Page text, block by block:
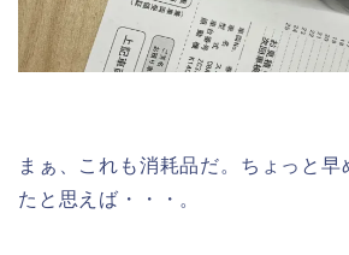
まぁ、これも消耗品だ。ちょっと早
たと思えば・・・。